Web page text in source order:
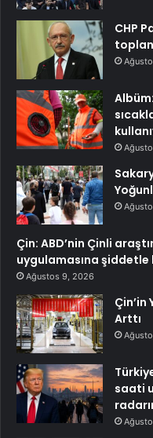
CHP
Çin: ABD’nin Çinli
uygulamasına şiddetle
Ağustos 9, 2026
Çin’in
Arttı
saati